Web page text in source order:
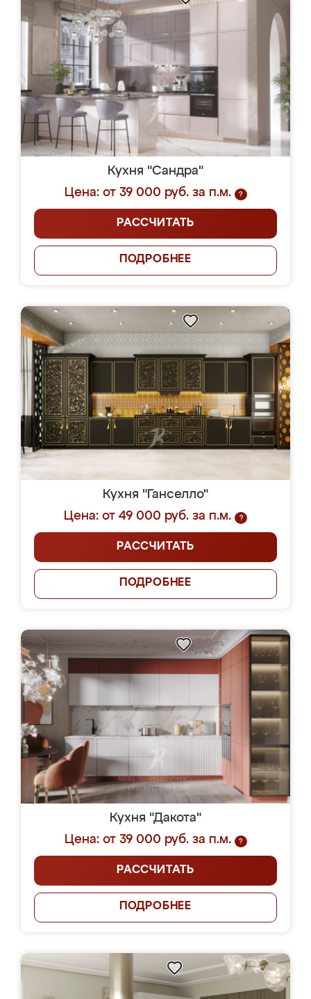
Кухня "Сандра"
Цена: от 39 000 руб. за п.м.
?
РАССЧИТАТЬ
ПОДРОБНЕЕ
Кухня "Ганселло"
Цена: от 49 000 руб. за п.м.
?
РАССЧИТАТЬ
ПОДРОБНЕЕ
Кухня "Дакота"
Цена: от 39 000 руб. за п.м.
?
РАССЧИТАТЬ
ПОДРОБНЕЕ